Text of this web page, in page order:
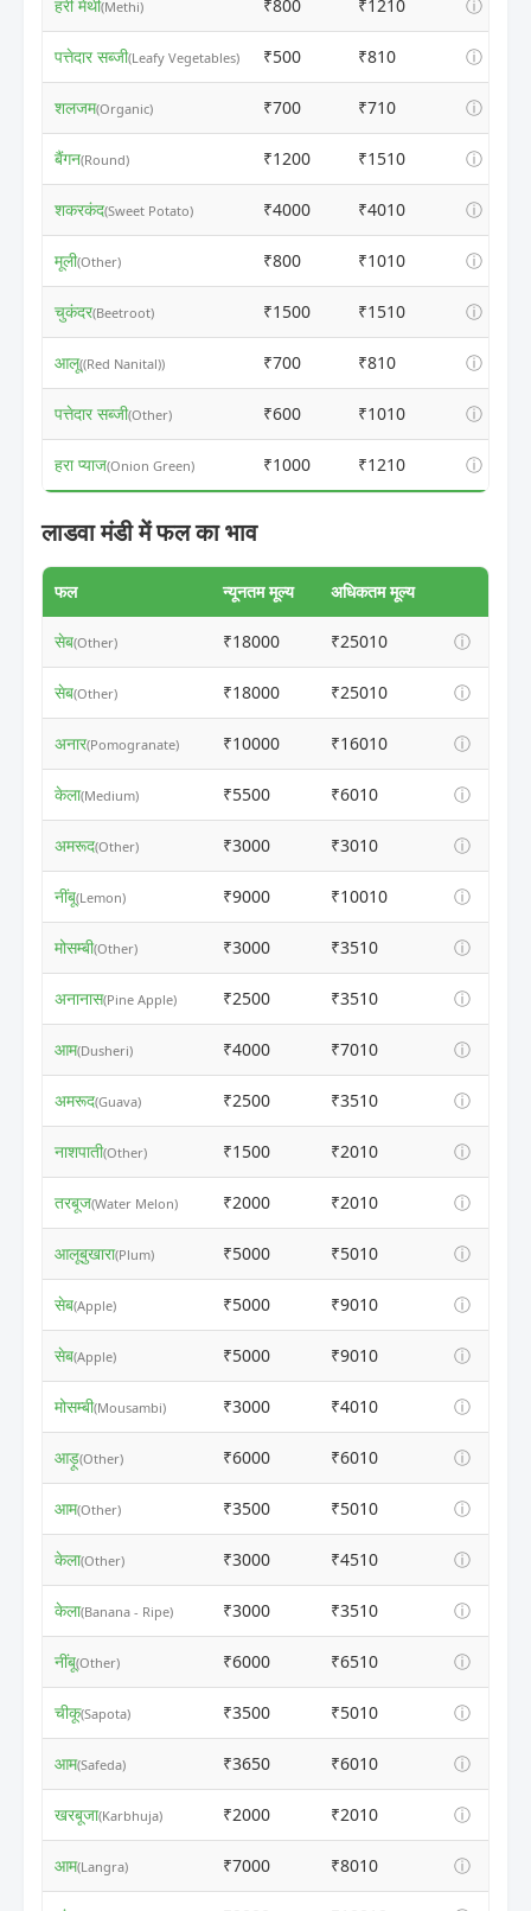
हरी मेथी(Methi) ₹800 ₹1210 ⓘ
पत्तेदार सब्जी(Leafy Vegetables) ₹500 ₹810 ⓘ
शलजम(Organic) ₹700 ₹710 ⓘ
बैंगन(Round) ₹1200 ₹1510 ⓘ
शकरकंद(Sweet Potato) ₹4000 ₹4010 ⓘ
मूली(Other) ₹800 ₹1010 ⓘ
चुकंदर(Beetroot) ₹1500 ₹1510 ⓘ
आलू((Red Nanital)) ₹700 ₹810 ⓘ
पत्तेदार सब्जी(Other) ₹600 ₹1010 ⓘ
हरा प्याज(Onion Green) ₹1000 ₹1210 ⓘ
लाडवा मंडी में फल का भाव
फल न्यूनतम मूल्य अधिकतम मूल्य
सेब(Other) ₹18000 ₹25010 ⓘ
सेब(Other) ₹18000 ₹25010 ⓘ
अनार(Pomogranate) ₹10000 ₹16010 ⓘ
केला(Medium) ₹5500 ₹6010 ⓘ
अमरूद(Other) ₹3000 ₹3010 ⓘ
नींबू(Lemon) ₹9000 ₹10010 ⓘ
मोसम्बी(Other) ₹3000 ₹3510 ⓘ
अनानास(Pine Apple) ₹2500 ₹3510 ⓘ
आम(Dusheri) ₹4000 ₹7010 ⓘ
अमरूद(Guava) ₹2500 ₹3510 ⓘ
नाशपाती(Other) ₹1500 ₹2010 ⓘ
तरबूज(Water Melon) ₹2000 ₹2010 ⓘ
आलूबुखारा(Plum) ₹5000 ₹5010 ⓘ
सेब(Apple) ₹5000 ₹9010 ⓘ
सेब(Apple) ₹5000 ₹9010 ⓘ
मोसम्बी(Mousambi) ₹3000 ₹4010 ⓘ
आड़ू(Other) ₹6000 ₹6010 ⓘ
आम(Other) ₹3500 ₹5010 ⓘ
केला(Other) ₹3000 ₹4510 ⓘ
केला(Banana - Ripe) ₹3000 ₹3510 ⓘ
नींबू(Other) ₹6000 ₹6510 ⓘ
चीकू(Sapota) ₹3500 ₹5010 ⓘ
आम(Safeda) ₹3650 ₹6010 ⓘ
खरबूजा(Karbhuja) ₹2000 ₹2010 ⓘ
आम(Langra) ₹7000 ₹8010 ⓘ